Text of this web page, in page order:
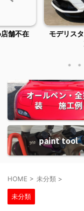
舗不在
モデリス
オールペン・
装 施工例
paint tool
HOME > 未分類 >
未分類